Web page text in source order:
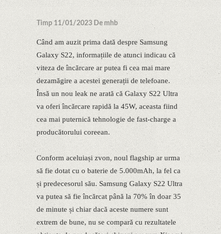
Timp 11/01/2023 De mhb
Când am auzit prima dată despre Samsung
Galaxy S22, informațiile de atunci indicau că
viteza de încărcare ar putea fi cea mai mare
dezamăgire a acestei generații de telefoane.
Însă un nou leak ne arată că Galaxy S22 Ultra
va oferi încărcare rapidă la 45W, aceasta fiind
cea mai puternică tehnologie de fast-charge a
producătorului coreean.
Conform aceluiași zvon, noul flagship ar urma
să fie dotat cu o baterie de 5.000mAh, la fel ca
și predecesorul său. Samsung Galaxy S22 Ultra
va putea să fie încărcat până la 70% în doar 35
de minute și chiar dacă aceste numere sunt
extrem de bune, nu se compară cu rezultatele